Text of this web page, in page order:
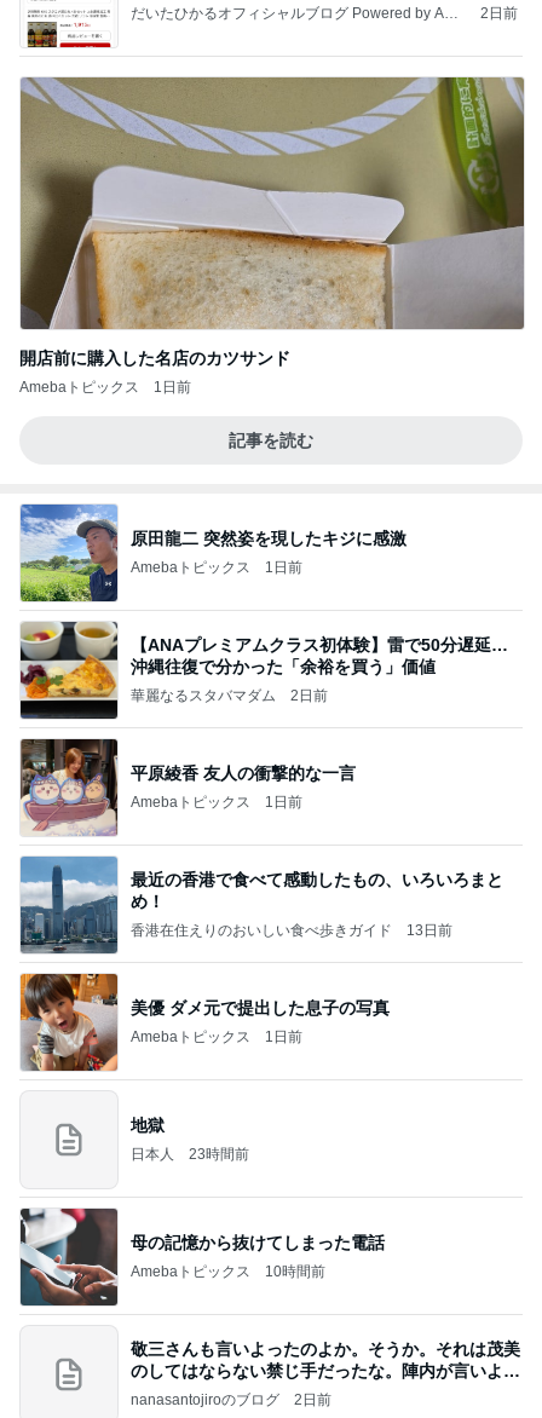
だいたひかるオフィシャルブログ Powered by Ame
2日前
開店前に購入した名店のカツサンド
Amebaトピックス 1日前
記事を読む
原田龍二 突然姿を現したキジに感激
Amebaトピックス 1日前
【ANAプレミアムクラス初体験】雷で50分遅延…
沖縄往復で分かった「余裕を買う」価値
華麗なるスタバマダム 2日前
平原綾香 友人の衝撃的な一言
Amebaトピックス 1日前
最近の香港で食べて感動したもの、いろいろまと
め！
香港在住えりのおいしい食べ歩きガイド 13日前
美優 ダメ元で提出した息子の写真
Amebaトピックス 1日前
地獄
日本人 23時間前
母の記憶から抜けてしまった電話
Amebaトピックス 10時間前
敬三さんも言いよったのよか。そうか。それは茂美
のしてはならない禁じ手だったな。陣内が言いよる
のよ
nanasantojiroのブログ 2日前